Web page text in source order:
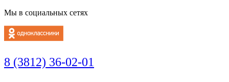
Мы в социальных сетях
8 (3812) 36-02-01